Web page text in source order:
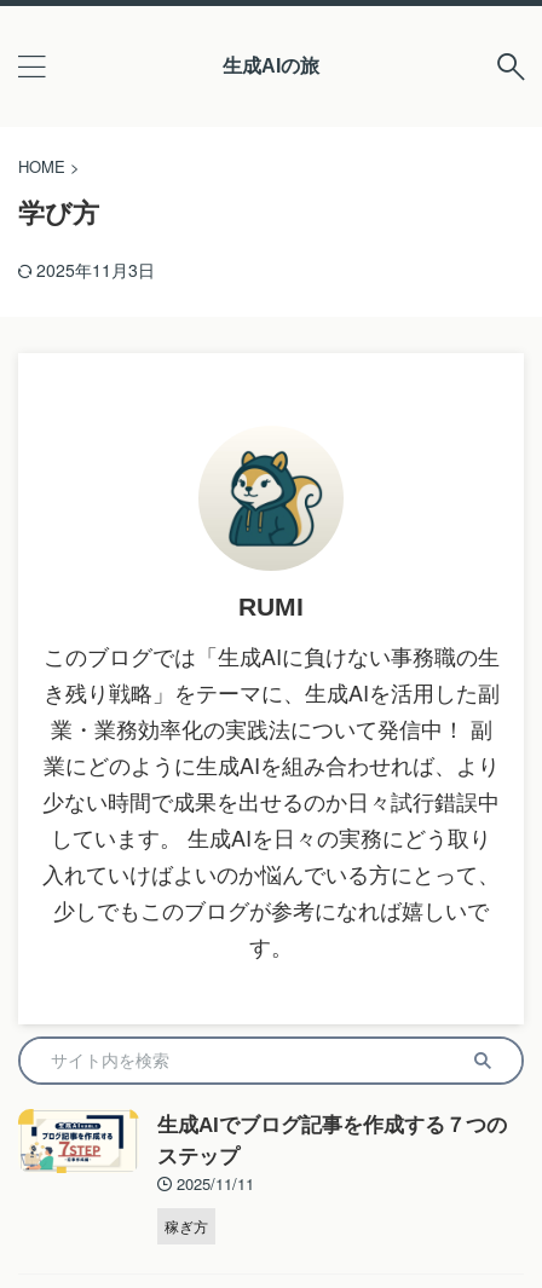
生成AIの旅
HOME >
学び方
2025年11月3日
RUMI
このブログでは「生成AIに負けない事務職の生
き残り戦略」をテーマに、生成AIを活用した副
業・業務効率化の実践法について発信中！ 副
業にどのように生成AIを組み合わせれば、より
少ない時間で成果を出せるのか日々試行錯誤中
しています。 生成AIを日々の実務にどう取り
入れていけばよいのか悩んでいる方にとって、
少しでもこのブログが参考になれば嬉しいで
す。
生成AIでブログ記事を作成する７つの
ステップ
2025/11/11
稼ぎ方